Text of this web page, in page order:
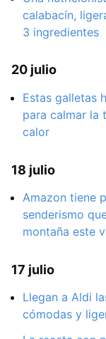
calabacín,
3 ingredientes
20 julio
Estas galletas
para calmar la
calor
18 julio
Amazon tiene
senderismo
montaña este
17 julio
Llegan a Aldi
cómodas y